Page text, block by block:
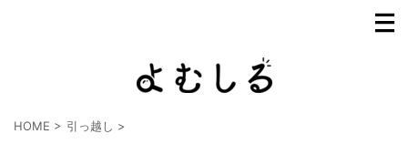
HOME > 引っ越し >